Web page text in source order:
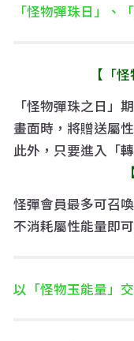
「怪物彈珠日」、
【「
「怪物彈珠之日」
畫面時，將贈送屬
此外，只要進入「
怪彈會員最多可召
不消耗屬性能量即
以「怪物玉能量」